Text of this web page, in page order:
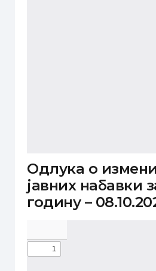
Одлука о
јавних набавки
годину –